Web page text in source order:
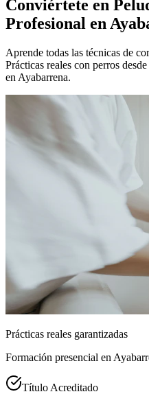
Conviértete en
Profesional en
Aprende todas las técnicas de
Prácticas reales con perros
en Ayabarrena.
Prácticas reales garantizadas
Formación presencial en
Título Acreditado